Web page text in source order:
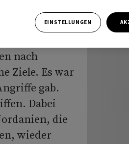
US-Militärs
zum
nach
Ziele. Es war
gab.
Dabei
die
wieder
EINSTELLUNGEN